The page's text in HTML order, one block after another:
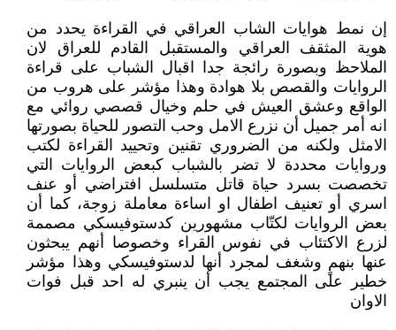
إن نمط هوايات الشاب العراقي في القراءة يحدد من
هوية المثقف العراقي والمستقبل القادم للعراق لان
الملاحظ وبصورة رائجة جدا اقبال الشباب على قراءة
الروايات والقصص بلا هوادة وهذا مؤشر على هروب من
الواقع وعشق العيش في حلم وخيال قصصي روائي مع
انه أمر جميل أن نزرع الامل وحب التصور للحياة بصورتها
الامثل ولكنه من الضروري تقنين وتحييد القراءة لكتب
وروايات محددة لا تضر بالشباب كبعض الروايات التي
تخصصت بسرد حياة قاتل متسلسل افتراضي أو عنف
اسري أو تعنيف اطفال او اساءة معاملة زوجة، كما أن
بعض الروايات لكتّاب مشهورين كدستوفيسكي مصممة
لزرع الاكتئاب في نفوس القراء وخصوصا أنهم يبحثون
عنها بنهمٍ وشغف لمجرد أنها لدستوفيسكي وهذا مؤشر
خطير على المجتمع يجب أن ينبري له احد قبل فوات
الاوان